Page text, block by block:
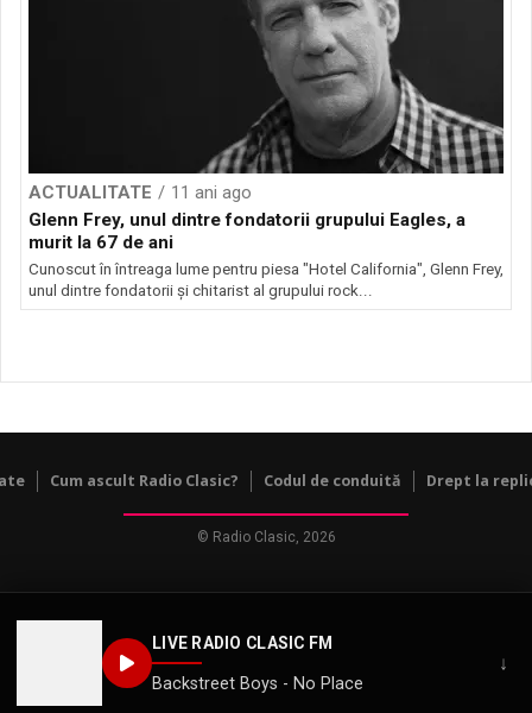
LIVE RADIO CLASIC FM
Backstreet Boys - No Place
↓
ACTUALITATE
11 ani ago
Glenn Frey, unul dintre fondatorii grupului Eagles, a
murit la 67 de ani
Cunoscut în întreaga lume pentru piesa "Hotel California", Glenn Frey,
unul dintre fondatorii și chitarist al grupului rock...
Cum ascult Radio Clasic? Codul de conduită Drept la
© Radio Clasic, 2026